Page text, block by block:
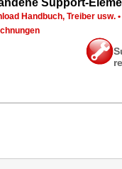
Sup­port-
Hand­buch, Trei­ber usw. •